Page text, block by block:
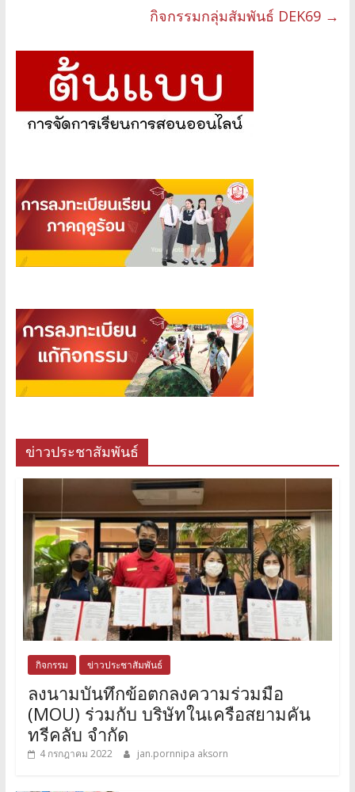
กิจกรรมกลุ่มสัมพันธ์ DEK69 →
ข่าวประชาสัมพันธ์
กิจกรรม ข่าวประชาสัมพันธ์
ลงนามบันทึกข้อตกลงความร่วมมือ
(MOU) ร่วมกับ บริษัทในเครือสยามคัน
ทรีคลับ จำกัด
4 กรกฎาคม 2022 jan.pornnipa aksorn